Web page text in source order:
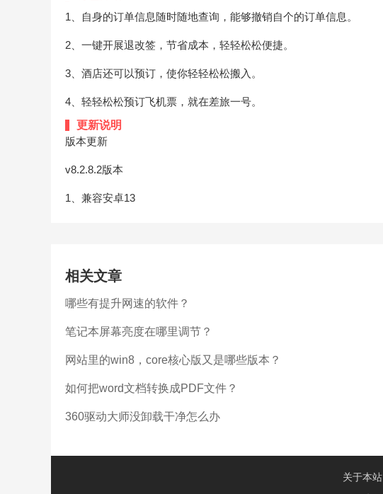
1、自身的订单信息随时随地查询，能够撤销自个的订单信息。
2、一键开展退改签，节省成本，轻轻松松便捷。
3、酒店还可以预订，使你轻轻松松搬入。
4、轻轻松松预订飞机票，就在差旅一号。
更新说明
版本更新
v8.2.8.2版本
1、兼容安卓13
相关文章
哪些有提升网速的软件？
笔记本屏幕亮度在哪里调节？
网站里的win8，core核心版又是哪些版本？
如何把word文档转换成PDF文件？
360驱动大师没卸载干净怎么办
关于本站